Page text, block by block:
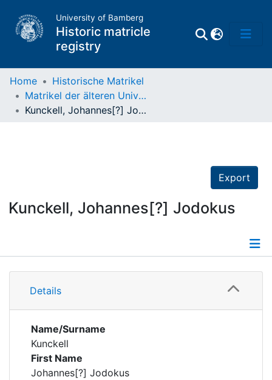
University of Bamberg
Historic matricle
registry
Matrikel
Home
Historische Matrikel
Matrikel der älteren Universität
Kunckell, Johannes[?] Jodokus
Export
Kunckell, Johannes[?] Jodokus
Details
Details
Name/Surname
Kunckell
First Name
Johannes[?] Jodokus